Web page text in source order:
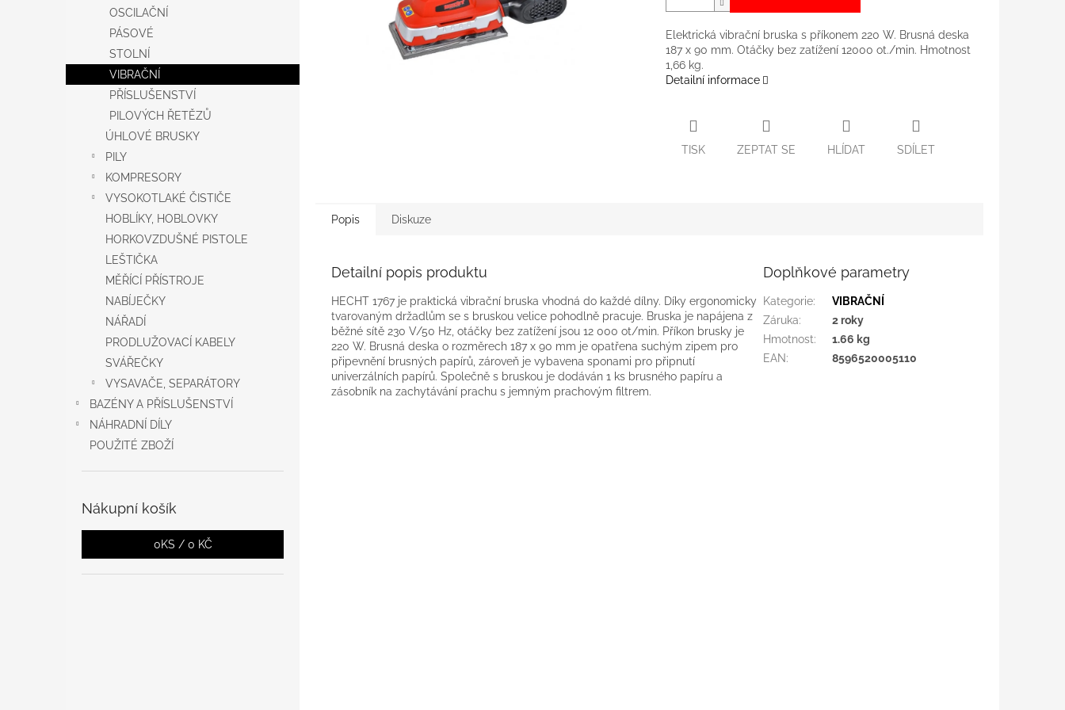
OSCILAČNÍ
PÁSOVÉ
STOLNÍ
VIBRAČNÍ
PŘÍSLUŠENSTVÍ
PILOVÝCH ŘETĚZŮ
ÚHLOVÉ BRUSKY
PILY
KOMPRESORY
VYSOKOTLAKÉ ČISTIČE
HOBLÍKY, HOBLOVKY
HORKOVZDUŠNÉ PISTOLE
LEŠTIČKA
MĚŘÍCÍ PŘÍSTROJE
NABÍJEČKY
NÁŘADÍ
PRODLUŽOVACÍ KABELY
SVÁŘEČKY
VYSAVAČE, SEPARÁTORY
BAZÉNY A PŘÍSLUŠENSTVÍ
NÁHRADNÍ DÍLY
POUŽITÉ ZBOŽÍ
Nákupní košík
0KS / 0 KČ
Elektrická vibrační bruska s příkonem 220 W. Brusná deska
187 x 90 mm. Otáčky bez zatížení 12000 ot./min. Hmotnost
1,66 kg.
Detailní informace
TISK ZEPTAT SE HLÍDAT SDÍLET
Popis Diskuze
Detailní popis produktu
HECHT 1767 je praktická vibrační bruska vhodná do každé dílny. Díky ergonomicky
tvarovaným držadlům se s bruskou velice pohodlně pracuje. Bruska je napájena z
běžné sítě 230 V/50 Hz, otáčky bez zatížení jsou 12 000 ot/min. Příkon brusky je
220 W. Brusná deska o rozměrech 187 x 90 mm je opatřena suchým zipem pro
připevnění brusných papírů, zároveň je vybavena sponami pro připnutí
univerzálních papírů. Společně s bruskou je dodáván 1 ks brusného papíru a
zásobník na zachytávání prachu s jemným prachovým filtrem.
Doplňkové parametry
Kategorie:
VIBRAČNÍ
Záruka:
2 roky
Hmotnost:
1.66 kg
EAN: 8596520005110